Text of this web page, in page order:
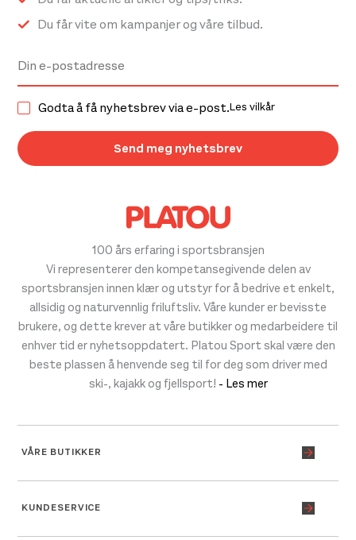
100 års erfaring i sportsbransjen
Vi representerer den kompetansegivende delen av
sportsbransjen innen klær og utstyr for å bedrive et enkelt,
allsidig og naturvennlig friluftsliv. Våre kunder er bevisste
brukere, og dette krever at våre butikker og medarbeidere til
enhver tid er nyhetsoppdatert. Platou Sport skal være den
beste plassen å henvende seg til for deg som driver med
ski-, kajakk og fjellsport! - Les mer
VÅRE BUTIKKER
KUNDESERVICE
Du får vite om kampanjer og våre tilbud.
Godta å få nyhetsbrev via e-post.Les vilkår